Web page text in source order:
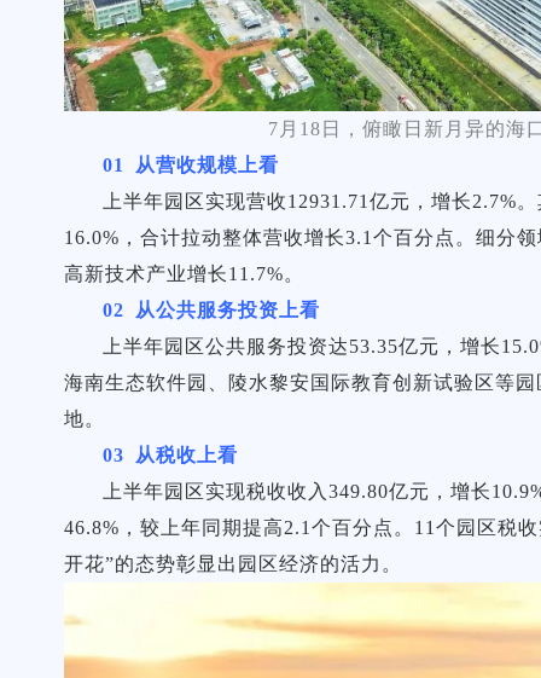
7月18日，俯瞰日新月异的海
01 从营收规模上看
上半年园区实现营收12931.71亿元，增长2.7%
16.0%，合计拉动整体营收增长3.1个百分点。细分
高新技术产业增长11.7%。
02 从公共服务投资上看
上半年园区公共服务投资达53.35亿元，增长
海南生态软件园、陵水黎安国际教育创新试验区等
地。
03 从税收上看
上半年园区实现税收收入349.80亿元，增长
46.8%，较上年同期提高2.1个百分点。11个园区税
开花”的态势彰显出园区经济的活力。